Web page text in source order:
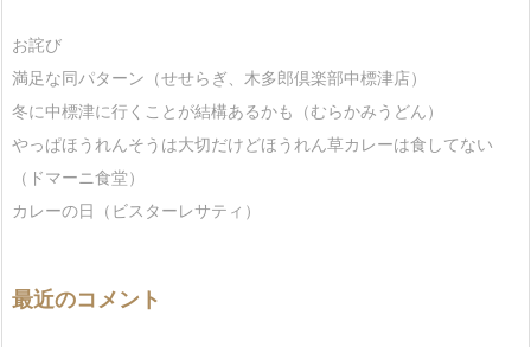
お詫び
満足な同パターン（せせらぎ、木多郎倶楽部中標津店）
冬に中標津に行くことが結構あるかも（むらかみうどん）
やっぱほうれんそうは大切だけどほうれん草カレーは食してない
（ドマーニ食堂）
カレーの日（ビスターレサティ）
最近のコメント